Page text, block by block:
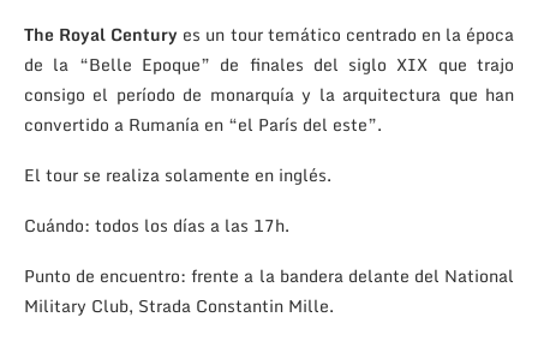
The Royal Century es un tour temático centrado en la época
de la “Belle Epoque” de finales del siglo XIX que trajo
consigo el período de monarquía y la arquitectura que han
convertido a Rumanía en “el París del este”.
El tour se realiza solamente en inglés.
Cuándo: todos los días a las 17h.
Punto de encuentro: frente a la bandera delante del National
Military Club, Strada Constantin Mille.